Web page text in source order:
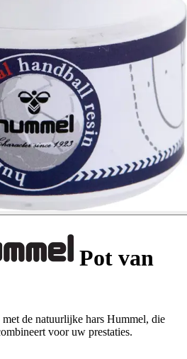
Pot van
de natuurlijke hars Hummel, die
voor uw prestaties.